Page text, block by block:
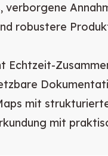
robustere
Echtzeit-
mit
mit